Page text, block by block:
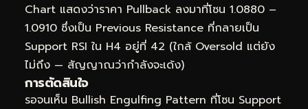
Chart แสดงว่าราคา Pullback ลงมาที่โซน 1.0880 –
1.0910 ซึ่งเป็น Previous Resistance ที่กลายเป็น
Support RSI ใน H4 อยู่ที่ 42 (ใกล้ Oversold แต่ยัง
ไม่ถึง — สัญญาณว่ากำลังจะเด้ง)
การตัดสินใจ
รอจนเห็น Bullish Engulfing Pattern ที่โซน Support